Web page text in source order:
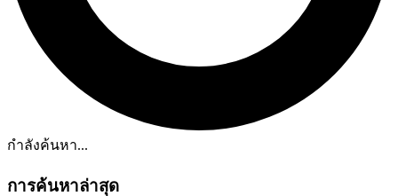
กำลังค้นหา...
การค้นหาล่าสุด